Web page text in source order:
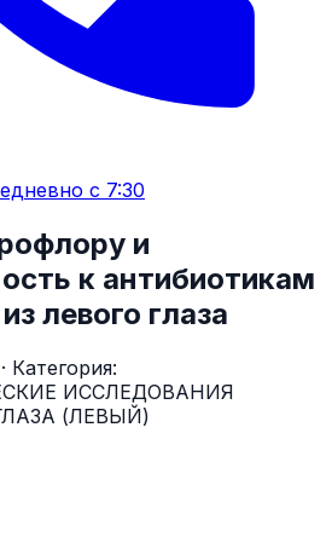
с 7:30
и
к антибиотикам
левого глаза
· Категория:
ИССЛЕДОВАНИЯ
(ЛЕВЫЙ)